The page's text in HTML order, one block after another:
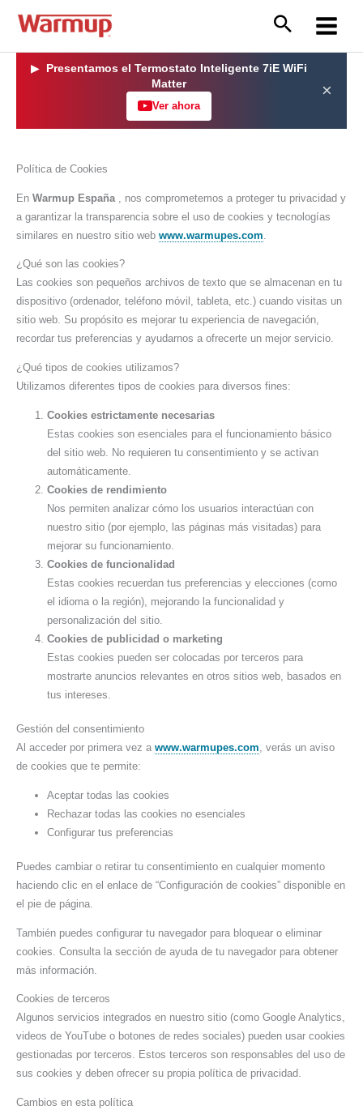
Main
▶ Presentamos el Termostato Inteligente 7iE WiFi
Matter
Ver ahora
×
Política de Cookies
En Warmup España , nos comprometemos a proteger tu privacidad y
a garantizar la transparencia sobre el uso de cookies y tecnologías
similares en nuestro sitio web www.warmupes.com
¿Qué son las cookies?
Las cookies son pequeños archivos de texto que se almacenan en tu
dispositivo (ordenador, teléfono móvil, tableta, etc.) cuando visitas un
sitio web. Su propósito es mejorar tu experiencia de navegación,
recordar tus preferencias y ayudarnos a ofrecerte un mejor servicio.
¿Qué tipos de cookies utilizamos?
Utilizamos diferentes tipos de cookies para diversos fines:
Cookies estrictamente necesarias
Estas cookies son esenciales para el funcionamiento básico
del sitio web. No requieren tu consentimiento y se activan
automáticamente.
Cookies de rendimiento
Nos permiten analizar cómo los usuarios interactúan con
nuestro sitio (por ejemplo, las páginas más visitadas) para
mejorar su funcionamiento.
Cookies de funcionalidad
Estas cookies recuerdan tus preferencias y elecciones (como
el idioma o la región), mejorando la funcionalidad y
personalización del sitio.
Cookies de publicidad o marketing
Estas cookies pueden ser colocadas por terceros para
mostrarte anuncios relevantes en otros sitios web, basados en
tus intereses.
Gestión del consentimiento
Al acceder por primera vez a www.warmupes.com, verás un aviso
de cookies que te permite:
Aceptar todas las cookies
Rechazar todas las cookies no esenciales
Configurar tus preferencias
Puedes cambiar o retirar tu consentimiento en cualquier momento
haciendo clic en el enlace de “Configuración de cookies” disponible en
el pie de página.
También puedes configurar tu navegador para bloquear o eliminar
cookies. Consulta la sección de ayuda de tu navegador para obtener
más información.
Cookies de terceros
Algunos servicios integrados en nuestro sitio (como Google Analytics,
videos de YouTube o botones de redes sociales) pueden usar cookies
gestionadas por terceros. Estos terceros son responsables del uso de
sus cookies y deben ofrecer su propia política de privacidad.
Cambios en esta política